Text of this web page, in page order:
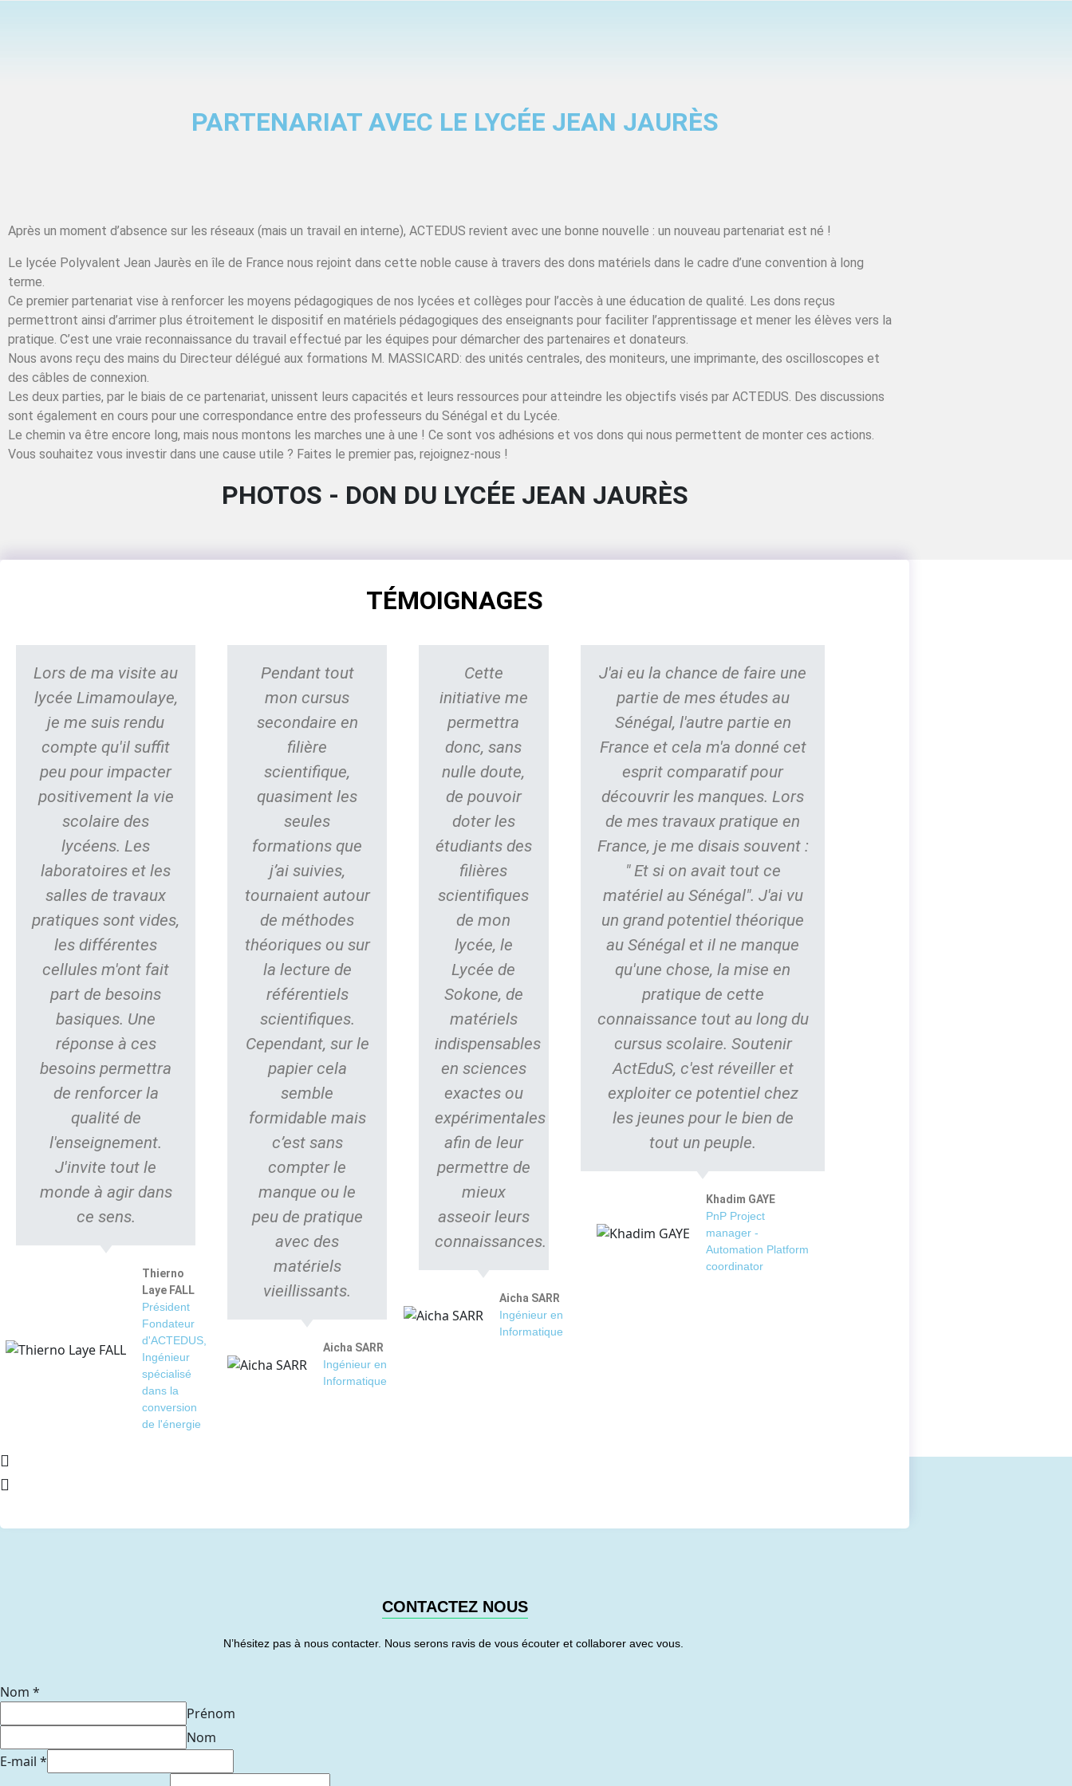
PARTENARIAT AVEC LE LYCÉE JEAN JAURÈS
Après un moment d’absence sur les réseaux (mais un travail en interne), ACTEDUS revient avec une bonne nouvelle : un nouveau partenariat est né !
Le lycée Polyvalent Jean Jaurès en île de France nous rejoint dans cette noble cause à travers des dons matériels dans le cadre d’une convention à long
terme.
Ce premier partenariat vise à renforcer les moyens pédagogiques de nos lycées et collèges pour l’accès à une éducation de qualité. Les dons reçus
permettront ainsi d’arrimer plus étroitement le dispositif en matériels pédagogiques des enseignants pour faciliter l’apprentissage et mener les élèves vers la
pratique. C’est une vraie reconnaissance du travail effectué par les équipes pour démarcher des partenaires et donateurs.
Nous avons reçu des mains du Directeur délégué aux formations M. MASSICARD: des unités centrales, des moniteurs, une imprimante, des oscilloscopes et
des câbles de connexion.
Les deux parties, par le biais de ce partenariat, unissent leurs capacités et leurs ressources pour atteindre les objectifs visés par ACTEDUS. Des discussions
sont également en cours pour une correspondance entre des professeurs du Sénégal et du Lycée.
Le chemin va être encore long, mais nous montons les marches une à une ! Ce sont vos adhésions et vos dons qui nous permettent de monter ces actions.
Vous souhaitez vous investir dans une cause utile ? Faites le premier pas, rejoignez-nous !
PHOTOS - DON DU LYCÉE JEAN JAURÈS
TÉMOIGNAGES
Lors de ma visite au
lycée Limamoulaye,
je me suis rendu
compte qu'il suffit
peu pour impacter
positivement la vie
scolaire des
lycéens. Les
laboratoires et les
salles de travaux
pratiques sont vides,
les différentes
cellules m'ont fait
part de besoins
basiques. Une
réponse à ces
besoins permettra
de renforcer la
qualité de
l'enseignement.
J'invite tout le
monde à agir dans
ce sens.
Thierno
Laye FALL
Président
Fondateur
d'ACTEDUS,
Ingénieur
spécialisé
dans la
conversion
de l'énergie
Pendant tout
mon cursus
secondaire en
filière
scientifique,
quasiment les
seules
formations que
j’ai suivies,
tournaient autour
de méthodes
théoriques ou sur
la lecture de
référentiels
scientifiques.
Cependant, sur le
papier cela
semble
formidable mais
c’est sans
compter le
manque ou le
peu de pratique
avec des
matériels
vieillissants.
Aicha SARR
Ingénieur en
Informatique
Cette
initiative me
permettra
donc, sans
nulle doute,
de pouvoir
doter les
étudiants des
filières
scientifiques
de mon
lycée, le
Lycée de
Sokone, de
matériels
indispensables
en sciences
exactes ou
expérimentales
afin de leur
permettre de
mieux
asseoir leurs
connaissances.
Aicha SARR
Ingénieur en
Informatique
J'ai eu la chance de faire une
partie de mes études au
Sénégal, l'autre partie en
France et cela m'a donné cet
esprit comparatif pour
découvrir les manques. Lors
de mes travaux pratique en
France, je me disais souvent :
" Et si on avait tout ce
matériel au Sénégal". J'ai vu
un grand potentiel théorique
au Sénégal et il ne manque
qu'une chose, la mise en
pratique de cette
connaissance tout au long du
cursus scolaire. Soutenir
ActEduS, c'est réveiller et
exploiter ce potentiel chez
les jeunes pour le bien de
tout un peuple.
Khadim GAYE
PnP Project
manager -
Automation Platform
coordinator
CONTACTEZ NOUS
N’hésitez pas à nous contacter. Nous serons ravis de vous écouter et collaborer avec vous.
Nom *
Prénom
Nom
E-mail *